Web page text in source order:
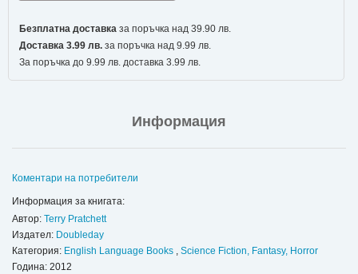
Безплатна доставказа поръчка над 39.90 лв.
Доставка 3.99 лв.за поръчка над 9.99 лв.
За поръчка до 9.99 лв. доставка 3.99 лв.
Информация
Коментари на потребители
Информация за книгата:
Автор: Terry Pratchett
Издател: Doubleday
Категория: English Language Books , Science Fiction, Fantasy, Horror
Година: 2012